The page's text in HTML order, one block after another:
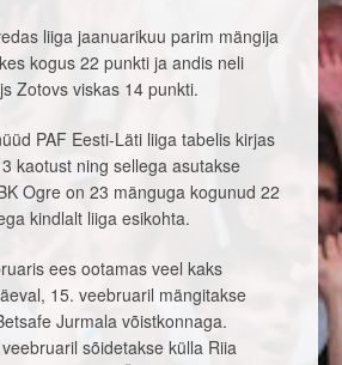
liiga jaanuarikuu parim mängija
kogus 22 punkti ja andis neli
Zotovs viskas 14 punkti.
PAF Eesti-Läti liiga tabelis kirjas
kaotust ning sellega asutakse
Ogre on 23 mänguga kogunud 22
kindlalt liiga esikohta.
ees ootamas veel kaks
15. veebruaril mängitakse
Jurmala võistkonnaga.
sõidetakse külla Riia